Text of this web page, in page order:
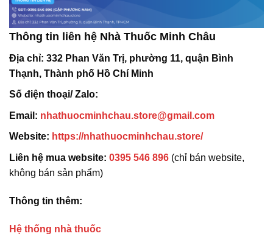
Thông tin liên hệ Nhà Thuốc Minh Châu
Địa chỉ: 332 Phan Văn Trị, phường 11, quận Bình
Thạnh, Thành phố Hồ Chí Minh
Số điện thoại/ Zalo:
Email: nhathuocminhchau.store@gmail.com
Website: https://nhathuocminhchau.store/
Liên hệ mua website: 0395 546 896 (chỉ bán website,
không bán sản phẩm)
Thông tin thêm:
Hệ thống nhà thuốc